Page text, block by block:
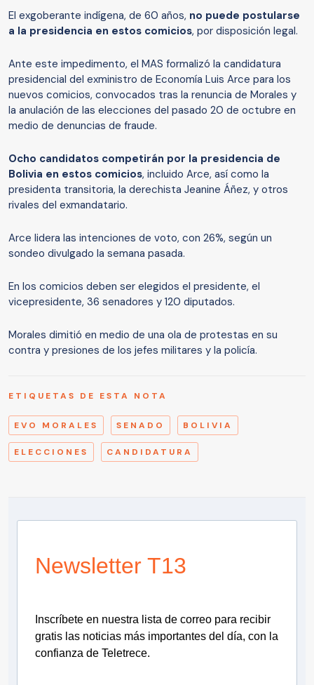
El exgoberante indígena, de 60 años, no puede postularse
a la presidencia en estos comicios, por disposición legal.
Ante este impedimento, el MAS formalizó la candidatura
presidencial del exministro de Economía Luis Arce para los
nuevos comicios, convocados tras la renuncia de Morales y
la anulación de las elecciones del pasado 20 de octubre en
medio de denuncias de fraude.
Ocho candidatos competirán por la presidencia de
Bolivia en estos comicios, incluido Arce, así como la
presidenta transitoria, la derechista Jeanine Áñez, y otros
rivales del exmandatario.
Arce lidera las intenciones de voto, con 26%, según un
sondeo divulgado la semana pasada.
En los comicios deben ser elegidos el presidente, el
vicepresidente, 36 senadores y 120 diputados.
Morales dimitió en medio de una ola de protestas en su
contra y presiones de los jefes militares y la policía.
ETIQUETAS DE ESTA NOTA
EVO MORALES SENADO BOLIVIA
ELECCIONES CANDIDATURA
Newsletter T13
Inscríbete en nuestra lista de correo para recibir
gratis las noticias más importantes del día, con la
confianza de Teletrece.